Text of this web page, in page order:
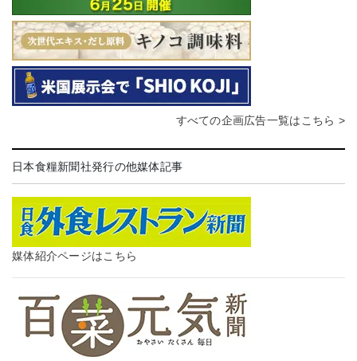
すべての企画広告一覧はこちら >
日本食糧新聞社発行の他媒体記事
媒体紹介ページはこちら